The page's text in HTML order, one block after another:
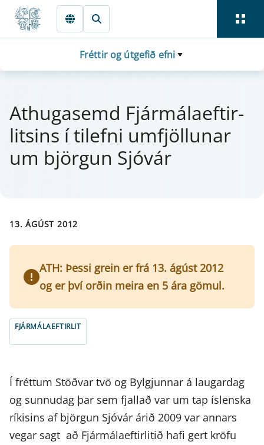
Fara beint í Meginmál
Fréttir og útgefið efni
At­hugasemd Fjá­r­mála­eft­i­r­
lits­ins í til­efni um­fjöll­u­n­ar
um björg­un Sjóvár
13. ÁGÚST 2012
ATH: Þessi grein er frá 13. ágúst 2012
og er því orðin meira en 5 ára gömul.
FJÁRMÁLAEFTIRLIT
Í fréttum Stöðvar tvö og Bylgjunnar á laugardag
og sunnudag þar sem fjallað var um tap íslenska
ríkisins af björgun Sjóvár árið 2009 var annars
vegar sagt að Fjármálaeftirlitið hafi gert kröfu